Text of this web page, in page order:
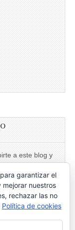
a este blog y
garantizar el
nuestros
rechazar las no
Política de cookies